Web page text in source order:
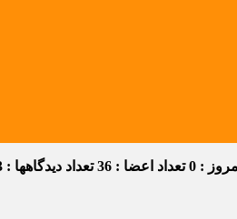
: 0 تعداد اعضا : 36 تعداد دیدگاهها : 13